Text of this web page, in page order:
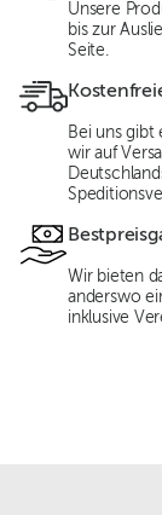
Unsere
bis zur
Seite.
Bei uns gibt
wir auf
Wir bieten
anderswo
inklusive